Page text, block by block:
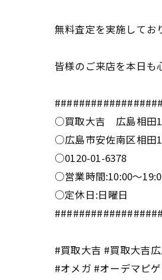
無料査定を実施してお
皆様のご来店を本日も
○買取大吉 広島相田
○広島市安佐南区相田
○0120-01-6378
○営業時間:10:00〜
○定休日:日曜日
#買取大吉 #買取大吉
#オメガ #オーデマピ